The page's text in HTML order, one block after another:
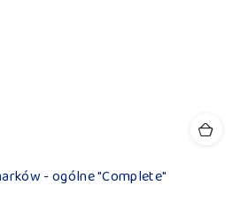
- ogólne "Complete"